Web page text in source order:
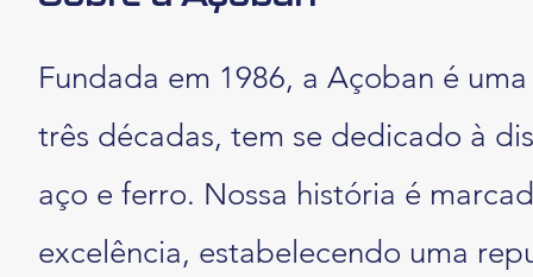
Fundada em 1986, a Açoban é
três décadas, tem se dedicado à
aço e ferro. Nossa história é
excelência, estabelecendo uma